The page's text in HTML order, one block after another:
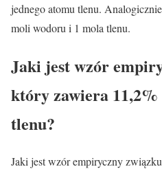
jednego atomu tlenu.
moli wodoru i 1 mola tlenu.
Jaki jest wzór
który zawiera
tlenu?
Jaki jest wzór empiryczny